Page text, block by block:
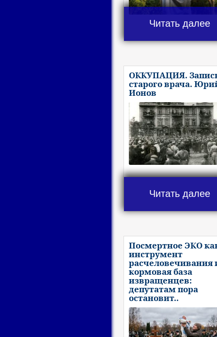
Читать далее
ОККУПАЦИЯ.
старого врача.
Ионов
Читать далее
Посмертное ЭКО
инструмент
расчеловечивания
кормовая база
извращенцев:
депутатам пора
остановит..